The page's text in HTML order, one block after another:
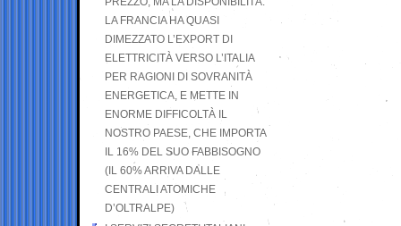
LA FRANCIA HA QUASI
DIMEZZATO L’EXPORT DI
ELETTRICITÀ VERSO L’ITALIA
PER RAGIONI DI SOVRANITÀ
ENERGETICA, E METTE IN
ENORME DIFFICOLTÀ IL
NOSTRO PAESE, CHE IMPORTA
IL 16% DEL SUO FABBISOGNO
(IL 60% ARRIVA DALLE
CENTRALI ATOMICHE
D’OLTRALPE)